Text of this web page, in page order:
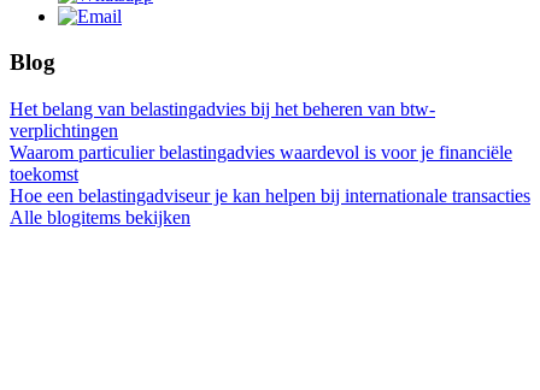
Blog
Het belang van belastingadvies bij het beheren van btw-
verplichtingen
Waarom particulier belastingadvies waardevol is voor je financiële
toekomst
Hoe een belastingadviseur je kan helpen bij internationale transacties
Alle blogitems bekijken